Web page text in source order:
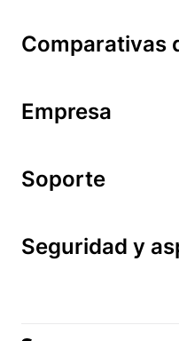
Comparativas
Empresa
Soporte
Seguridad y